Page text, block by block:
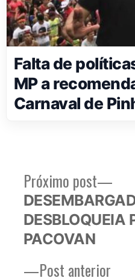
Falta de
MP a
Carnaval de
Navegação
de
Post
Post anteriorPost
Próximo post
DESBLOQUEIA
PACOVAN